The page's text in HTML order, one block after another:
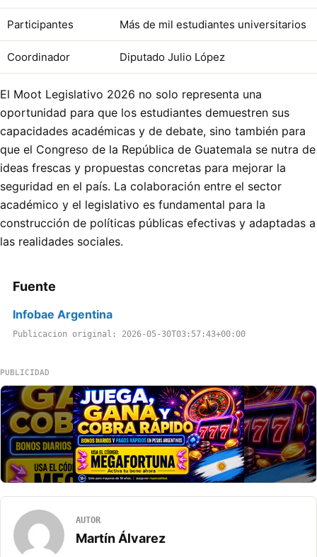
Participantes Más de mil estudiantes universitarios
Coordinador Diputado Julio López
El Moot Legislativo 2026 no solo representa una
oportunidad para que los estudiantes demuestren sus
capacidades académicas y de debate, sino también para
que el Congreso de la República de Guatemala se nutra de
ideas frescas y propuestas concretas para mejorar la
seguridad en el país. La colaboración entre el sector
académico y el legislativo es fundamental para la
construcción de políticas públicas efectivas y adaptadas a
las realidades sociales.
Fuente
Infobae Argentina
Publicacion original: 2026-05-30T03:57:43+00:00
PUBLICIDAD
AUTOR
Martín Álvarez